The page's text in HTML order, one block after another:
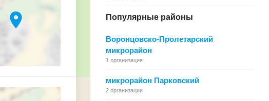
location_on Популярные районы
Воронцовско-Пролетарский
микрорайон
1 организация
микрорайон Парковский
2 организации